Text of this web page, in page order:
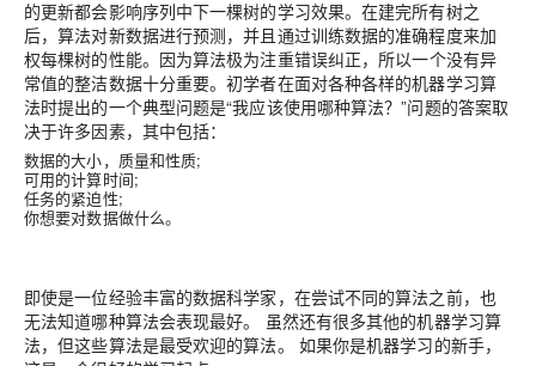
的更新都会影响序列中下一棵树的学习效果。在建完所有树之
后，算法对新数据进行预测，并且通过训练数据的准确程度来加
权每棵树的性能。 因为算法极为注重错误纠正，所以一个没有异
常值的整洁数据十分重要。初学者在面对各种各样的机器学习算
法时提出的一个典型问题是“我应该使用哪种算法？”问题的答案取
决于许多因素，其中包括：
数据的大小，质量和性质;
可用的计算时间;
任务的紧迫性;
你想要对数据做什么。
即使是一位经验丰富的数据科学家，在尝试不同的算法之前，也
无法知道哪种算法会表现最好。 虽然还有很多其他的机器学习算
法，但这些算法是最受欢迎的算法。 如果你是机器学习的新手，